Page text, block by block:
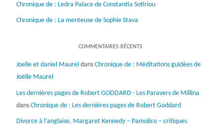
Chronique de : Ledra Palace de Constantia Sotiriou
Chronique de : La menteuse de Sophie Stava
COMMENTAIRES RÉCENTS
Joelle et daniel Maureldans Chronique de : Méditations guidées de
Joëlle Maurel
Les dernières pages de Robert GODDARD - Les Paravers de Millina
dans Chronique de : Les dernières pages de Robert Goddard
Divorce à l’anglaise, Margaret Kennedy – Pamolico – critiques